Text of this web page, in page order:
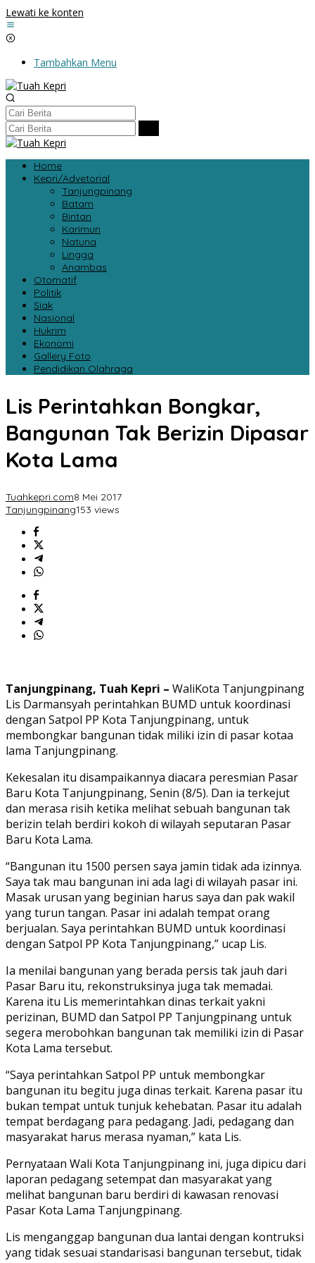
Lewati ke konten
Tambahkan Menu
Home
Kepri/Advetorial
Tanjungpinang
Batam
Bintan
Karimun
Natuna
Lingga
Anambas
Otomatif
Politik
Siak
Nasional
Hukrim
Ekonomi
Gallery Foto
Pendidikan Olahraga
Lis Perintahkan Bongkar,
Bangunan Tak Berizin Dipasar
Kota Lama
Tuahkepri.com8 Mei 2017
Tanjungpinang153 views
Tanjungpinang, Tuah Kepri – WaliKota Tanjungpinang
Lis Darmansyah perintahkan BUMD untuk koordinasi
dengan Satpol PP Kota Tanjungpinang, untuk
membongkar bangunan tidak miliki izin di pasar kotaa
lama Tanjungpinang.
Kekesalan itu disampaikannya diacara peresmian Pasar
Baru Kota Tanjungpinang, Senin (8/5). Dan ia terkejut
dan merasa risih ketika melihat sebuah bangunan tak
berizin telah berdiri kokoh di wilayah seputaran Pasar
Baru Kota Lama.
“Bangunan itu 1500 persen saya jamin tidak ada izinnya.
Saya tak mau bangunan ini ada lagi di wilayah pasar ini.
Masak urusan yang beginian harus saya dan pak wakil
yang turun tangan. Pasar ini adalah tempat orang
berjualan. Saya perintahkan BUMD untuk koordinasi
dengan Satpol PP Kota Tanjungpinang,” ucap Lis.
Ia menilai bangunan yang berada persis tak jauh dari
Pasar Baru itu, rekonstruksinya juga tak memadai.
Karena itu Lis memerintahkan dinas terkait yakni
perizinan, BUMD dan Satpol PP Tanjungpinang untuk
segera merobohkan bangunan tak memiliki izin di Pasar
Kota Lama tersebut.
“Saya perintahkan Satpol PP untuk membongkar
bangunan itu begitu juga dinas terkait. Karena pasar itu
bukan tempat untuk tunjuk kehebatan. Pasar itu adalah
tempat berdagang para pedagang. Jadi, pedagang dan
masyarakat harus merasa nyaman,” kata Lis.
Pernyataan Wali Kota Tanjungpinang ini, juga dipicu dari
laporan pedagang setempat dan masyarakat yang
melihat bangunan baru berdiri di kawasan renovasi
Pasar Kota Lama Tanjungpinang.
Lis menganggap bangunan dua lantai dengan kontruksi
yang tidak sesuai standarisasi bangunan tersebut, tidak